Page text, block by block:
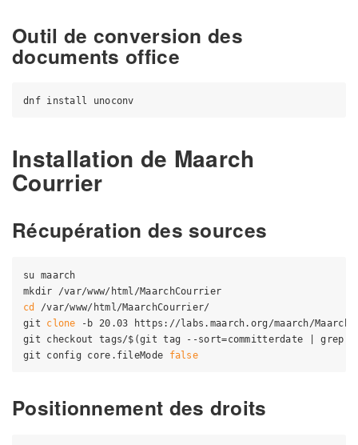
Outil de conversion des
documents office
Installation de Maarch
Courrier
Récupération des sources
su maarch
cd
/var/www/html/MaarchCourrier/
git clone -b 20.03 https://labs.maarch.org/maarch/
git checkout tags/$(git tag --sort=committerdate | grep
git config core.fileMode
false
Positionnement des droits